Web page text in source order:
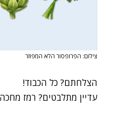
צילום: הפרופסור הלא המפוזר
הצלחתם? כל הכבוד!
עדיין מתלבטים? רמז